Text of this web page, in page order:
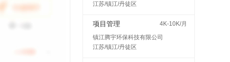
江苏/镇江/丹徒区
项目管理
4K-10K/月
镇江腾宇环保科技有限公司
江苏/镇江/丹徒区